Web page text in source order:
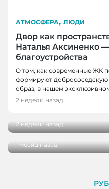
АТМОСФЕРА, ЛЮДИ
Двор как
Наталья Аксиненко
благоустройства
О том, как современные ЖК
формируют добрососедскую
образ, в нашем
2 недели назад
ЛЮДИ
От мечты до работы с
2 недели назад
ЛЮДИ
ко Дню семьи, любви
1 месяц назад